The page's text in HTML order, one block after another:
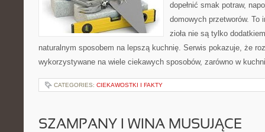
dopełnić smak potraw,
domowych przetworów. To
zioła nie są tylko
naturalnym sposobem na lepszą kuchnię. Serwis pokazuje, że
wykorzystywane na wiele ciekawych sposobów, zarówno w
CATEGORIES: CIEKAWOSTKI I FAKTY
SZAMPANY I WINA MUSUJĄCE